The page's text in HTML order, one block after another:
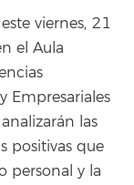
viernes, 21
el Aula
Empresariales
las
positivas que
personal y la